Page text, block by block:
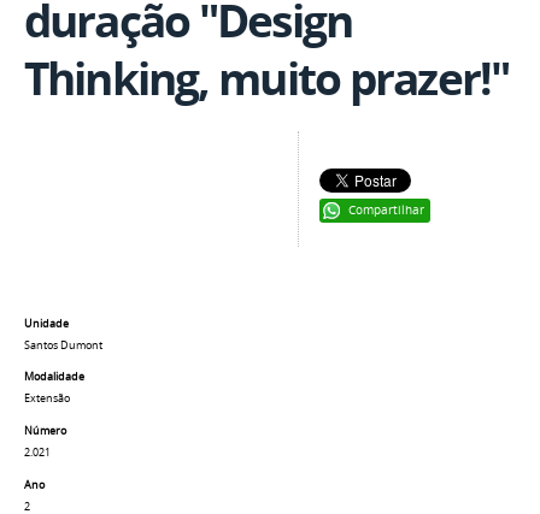
duração "Design
Thinking, muito prazer!"
Compartilhar
Unidade
Santos Dumont
Modalidade
Extensão
Número
2.021
Ano
2